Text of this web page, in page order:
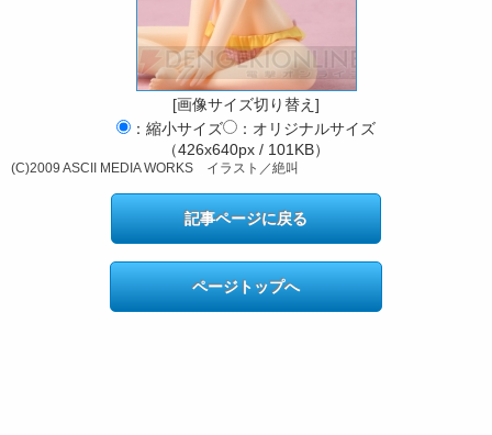
[画像サイズ切り替え]
：縮小サイズ
：オリジナルサイズ
（426x640px / 101KB）
(C)2009 ASCII MEDIA WORKS イラスト／絶叫
記事ページに戻る
ページトップへ